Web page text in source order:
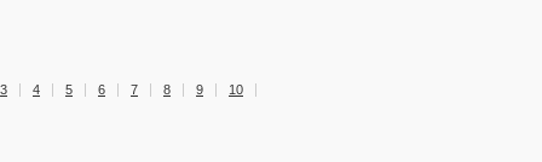
3 4 5 6 7 8 9
10